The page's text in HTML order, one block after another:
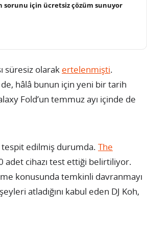
sorunu için ücretsiz çözüm sunuyor
süresiz olarak ertelenmişti.
de, hâlâ bunun için yeni bir tarih
Fold’un temmuz ayı içinde de
tespit edilmiş durumda. The
adet cihazı test ettiği belirtiliyor.
konusunda temkinli davranmayı
atladığını kabul eden DJ Koh,